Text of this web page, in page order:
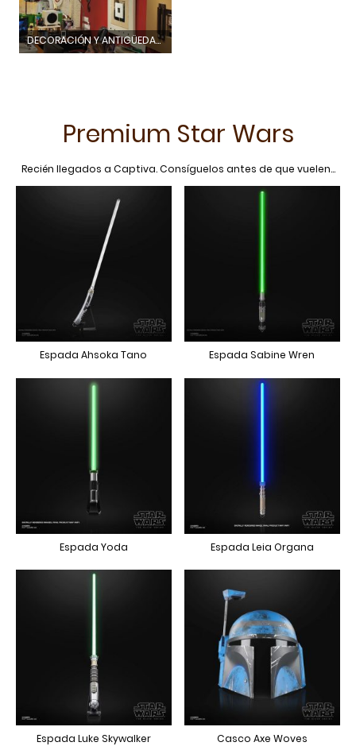
DECORACIÓN Y ANTIGÜEDADES
Premium Star Wars
Recién llegados a Captiva. Consíguelos antes de que vuelen...
Espada Ahsoka Tano Espada Sabine Wren
Espada Yoda Espada Leia Organa
Espada Luke Skywalker Casco Axe Woves